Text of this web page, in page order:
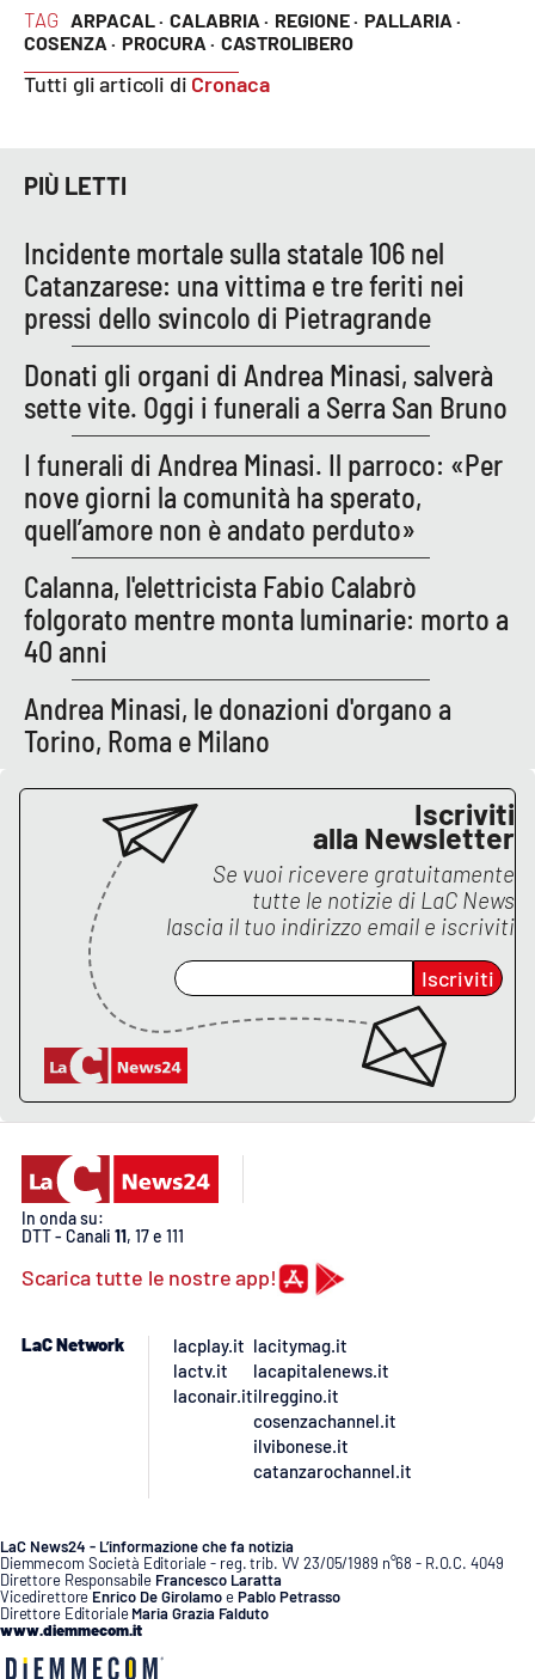
PROGETTI
SPECIALI
Destinazioni
Eventi
Food
Storie
LAC
NETWORK
Lacplay.it
Lactv.it
Laconair.it
Lacitymag.it
Lacapitalenews.it
Ilreggino.it
Cosenzachannel.it
Ilvibonese.it
Catanzarochannel.it
APP
Android
TAG ARPACAL · CALABRIA · REGIONE · PALLARIA ·
COSENZA · PROCURA · CASTROLIBERO
Tutti gli articoli di Cronaca
PIÙ LETTI
Incidente mortale sulla statale 106 nel
Catanzarese: una vittima e tre feriti nei
pressi dello svincolo di Pietragrande
Donati gli organi di Andrea Minasi, salverà
sette vite. Oggi i funerali a Serra San Bruno
I funerali di Andrea Minasi. Il parroco: «Per
nove giorni la comunità ha sperato,
quell’amore non è andato perduto»
Calanna, l'elettricista Fabio Calabrò
folgorato mentre monta luminarie: morto a
40 anni
Andrea Minasi, le donazioni d'organo a
Torino, Roma e Milano
Iscriviti
alla Newsletter
Se vuoi ricevere gratuitamente
tutte le notizie di LaC News
lascia il tuo indirizzo email e iscriviti
Iscriviti
In onda su:
DTT - Canali 11, 17 e 111
Scarica tutte le nostre app!
LaC Network
lacplay.it
lactv.it
laconair.it
lacitymag.it
lacapitalenews.it
ilreggino.it
cosenzachannel.it
ilvibonese.it
catanzarochannel.it
LaC News24 - L’informazione che fa notizia
Diemmecom Società Editoriale - reg. trib. VV 23/05/1989 n°68 - R.O.C. 4049
Direttore Responsabile Francesco Laratta
Vicedirettore Enrico De GirolamoePablo Petrasso
Direttore Editoriale Maria Grazia Falduto
www.diemmecom.it